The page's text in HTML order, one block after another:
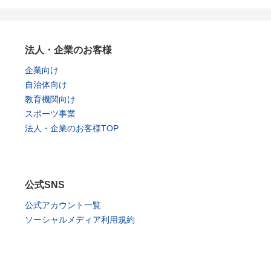
法人・企業のお客様
企業向け
自治体向け
教育機関向け
スポーツ事業
法人・企業のお客様TOP
公式SNS
公式アカウント一覧
ソーシャルメディア利用規約